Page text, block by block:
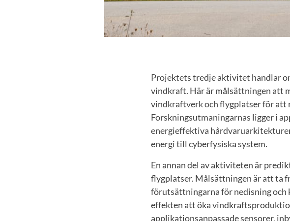
Projektets tredje aktivitet handlar
vindkraft. Här är målsättningen att
vindkraftverk och flygplatser för att
Forskningsutmaningarnas ligger i
energieffektiva
energi till cyberfysiska system.
En annan del av aktiviteten är
flygplatser. Målsättningen är att ta
förutsättningarna för nedisning och
effekten att öka
applikationsanpassade sensorer,